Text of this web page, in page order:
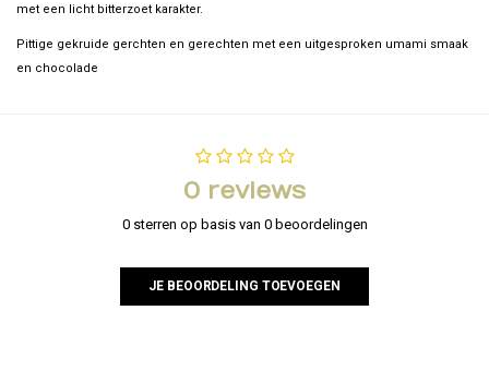
met een licht bitterzoet karakter.
Pittige gekruide gerchten en gerechten met een uitgesproken umami smaak
en chocolade
0 reviews
0 sterren op basis van 0 beoordelingen
JE BEOORDELING TOEVOEGEN